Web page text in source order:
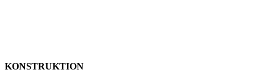
KONSTRUKTION